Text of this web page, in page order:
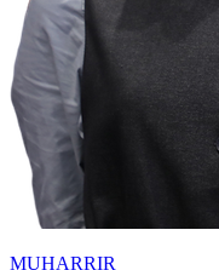
MUHARRIR